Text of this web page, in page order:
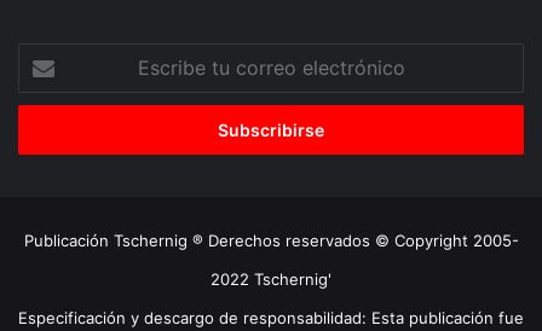
correo
Publicación Tschernig ® Derechos reservados © Copyright 2005-
2022 Tschernig'
Especificación y descargo de responsabilidad: Esta publicación fue